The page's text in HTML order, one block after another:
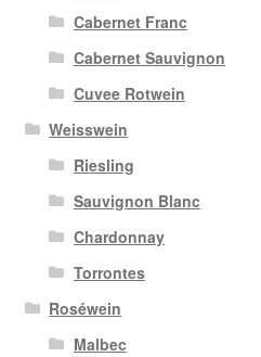
Cabernet Franc
Cabernet Sauvignon
Cuvee Rotwein
Weisswein
Riesling
Sauvignon Blanc
Chardonnay
Torrontes
Roséwein
Malbec